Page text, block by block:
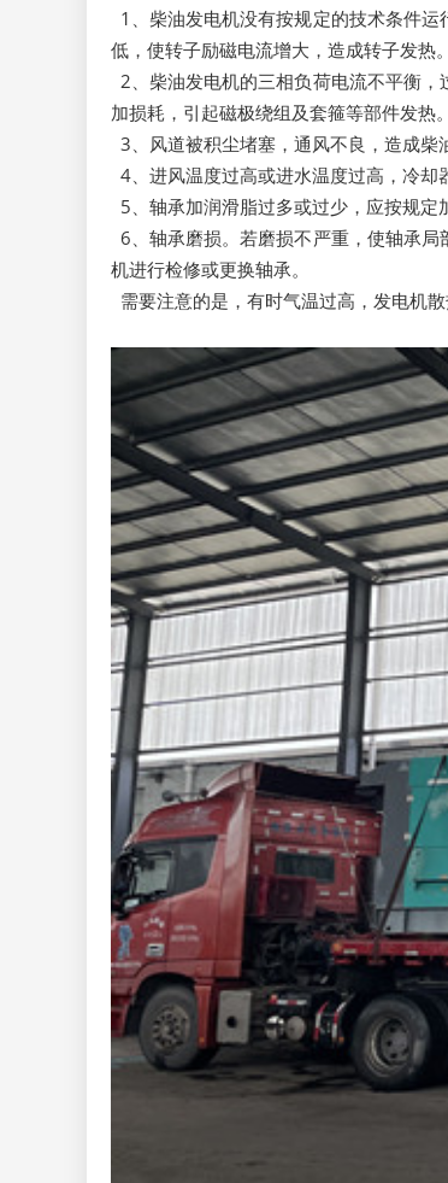
1、柴油发电机没有按规定的技术条件
低，使转子励磁电流增大，造成转子发热
2、柴油发电机的三相负荷电流不平衡
加损耗，引起磁极绕组及套箍等部件发热
3、风道被积尘堵塞，通风不良，造成柴
4、进风温度过高或进水温度过高，冷却
5、轴承加润滑脂过多或过少，应按规
6、轴承磨损。若磨损不严重，使轴承
机进行检修或更换轴承。
需要注意的是，有时气温过高，发电机